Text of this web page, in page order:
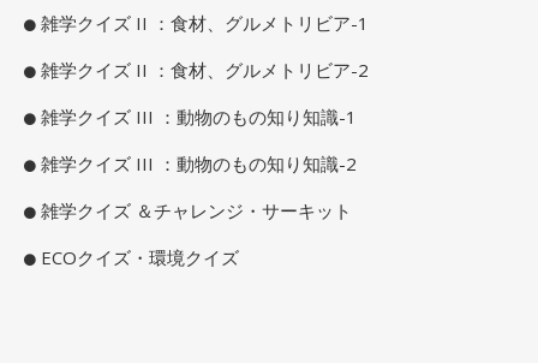
雑学クイズ II ：食材、グルメトリビア-1
雑学クイズ II ：食材、グルメトリビア-2
雑学クイズ III ：動物のもの知り知識-1
雑学クイズ III ：動物のもの知り知識-2
雑学クイズ ＆チャレンジ・サーキット
ECOクイズ・環境クイズ